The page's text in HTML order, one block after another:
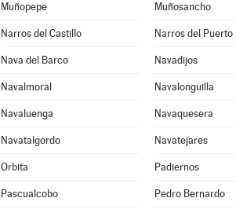
Muñopepe Muñosancho
Narros del Castillo Narros del Puerto
Nava del Barco Navadijos
Navalmoral Navalonguilla
Navaluenga Navaquesera
Navatalgordo Navatejares
Orbita Padiernos
Pascualcobo Pedro Bernardo